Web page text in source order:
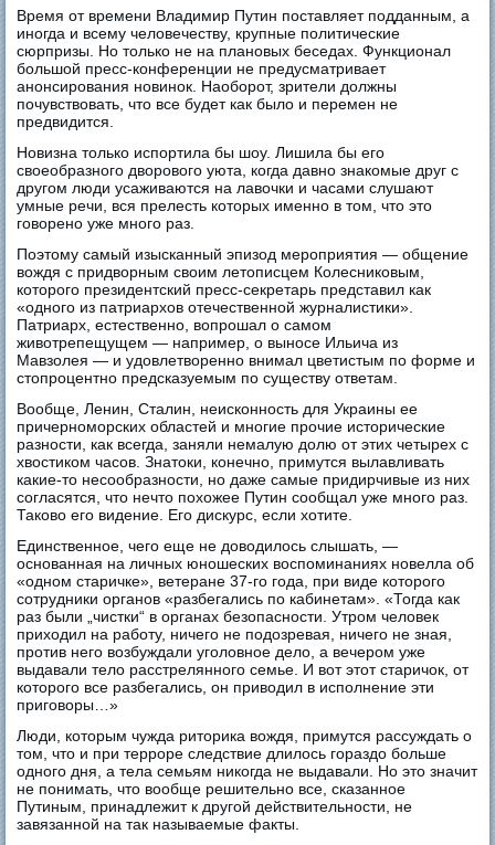
Время от времени Владимир Путин поставляет подданным, а
иногда и всему человечеству, крупные политические
сюрпризы. Но только не на плановых беседах. Функционал
большой пресс-конференции не предусматривает
анонсирования новинок. Наоборот, зрители должны
почувствовать, что все будет как было и перемен не
предвидится.
Новизна только испортила бы шоу. Лишила бы его
своеобразного дворового уюта, когда давно знакомые друг с
другом люди усаживаются на лавочки и часами слушают
умные речи, вся прелесть которых именно в том, что это
говорено уже много раз.
Поэтому самый изысканный эпизод мероприятия — общение
вождя с придворным своим летописцем Колесниковым,
которого президентский пресс-секретарь представил как
«одного из патриархов отечественной журналистики».
Патриарх, естественно, вопрошал о самом
животрепещущем — например, о выносе Ильича из
Мавзолея — и удовлетворенно внимал цветистым по форме и
стопроцентно предсказуемым по существу ответам.
Вообще, Ленин, Сталин, неисконность для Украины ее
причерноморских областей и многие прочие исторические
разности, как всегда, заняли немалую долю от этих четырех с
хвостиком часов. Знатоки, конечно, примутся вылавливать
какие-то несообразности, но даже самые придирчивые из них
согласятся, что нечто похожее Путин сообщал уже много раз.
Таково его видение. Его дискурс, если хотите.
Единственное, чего еще не доводилось слышать, —
основанная на личных юношеских воспоминаниях новелла об
«одном старичке», ветеране 37-го года, при виде которого
сотрудники органов «разбегались по кабинетам». «Тогда как
раз были „чистки“ в органах безопасности. Утром человек
приходил на работу, ничего не подозревая, ничего не зная,
против него возбуждали уголовное дело, а вечером уже
выдавали тело расстрелянного семье. И вот этот старичок, от
которого все разбегались, он приводил в исполнение эти
приговоры…»
Люди, которым чужда риторика вождя, примутся рассуждать о
том, что и при терроре следствие длилось гораздо больше
одного дня, а тела семьям никогда не выдавали. Но это значит
не понимать, что вообще решительно все, сказанное
Путиным, принадлежит к другой действительности, не
завязанной на так называемые факты.